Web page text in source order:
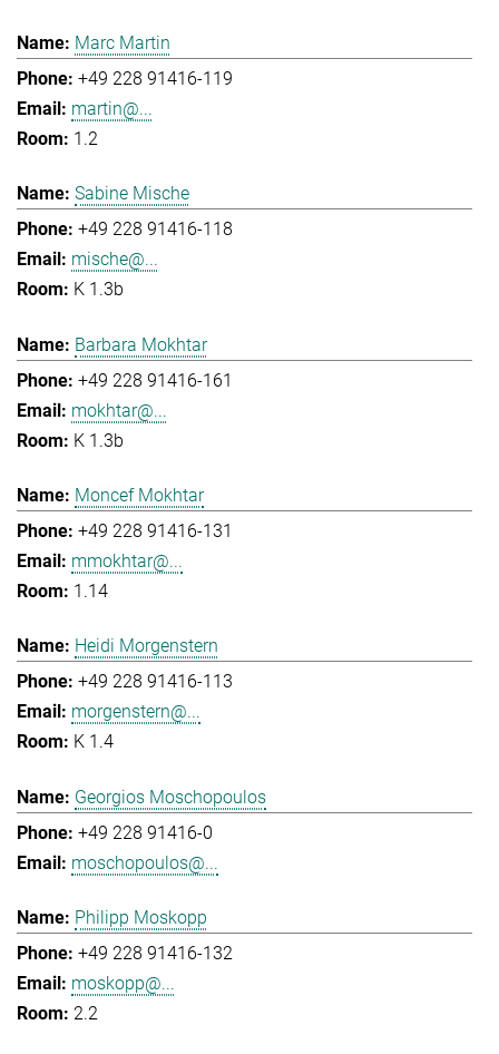
Marc Martin
+49 228 91416-119
martin@...
1.2
Sabine Mische
+49 228 91416-118
mische@...
K 1.3b
Barbara Mokhtar
+49 228 91416-161
mokhtar@...
K 1.3b
Moncef Mokhtar
+49 228 91416-131
mmokhtar@...
1.14
Heidi Morgenstern
+49 228 91416-113
morgenstern@...
K 1.4
Georgios Moschopoulos
+49 228 91416-0
moschopoulos@...
Philipp Moskopp
+49 228 91416-132
moskopp@...
2.2